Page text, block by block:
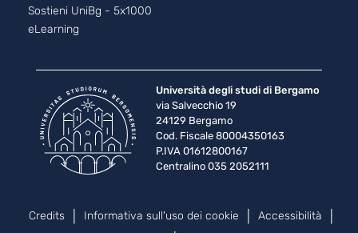
Sostieni UniBg - 5x1000
eLearning
Università degli studi di Bergamo
via Salvecchio 19
24129 Bergamo
Cod. Fiscale 80004350163
P.IVA 01612800167
Centralino 035 2052111
Piè di pagina
Credits Informativa sull'uso dei cookie
Accessibilità